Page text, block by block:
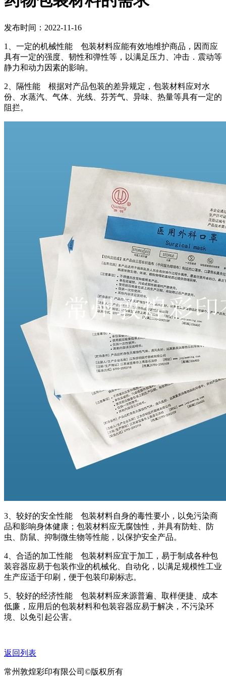
发布时间：2022-11-16
1、一定的机械性能 包装材料应能有效地维护商品，因而应
具有一定的强度、韧性和弹性等，以满足压力、冲击．震动等
静力和动力因素的影响。
2、隔性能 根据对产品包装的差异规定，包装材料应对水
份、水蒸汽、气体、光线、芬芳气、异味、热量等具有一定的
阻拦。
3、较好的安全性能 包装材料自身的毒性要小，以免污染商
品和影响身体健康；包装材料应无腐蚀性，并具有防蛀、防
虫、防鼠、抑制微生物等性能，以保护安全产品。
4、合适的加工性能 包装材料应宜于加工，易于制成各种包
装容器应易于包装作业的机械化、自动化，以满足规模性工业
生产应适于印刷，便于包装印刷标志。
5、较好的经济性能 包装材料应来源普遍、取样便捷、成本
低廉，应用后的包装材料和包装容器应易于解决，不污染环
境、以免引起公害。
返回列表
常州敦煌彩印有限公司©版权所有